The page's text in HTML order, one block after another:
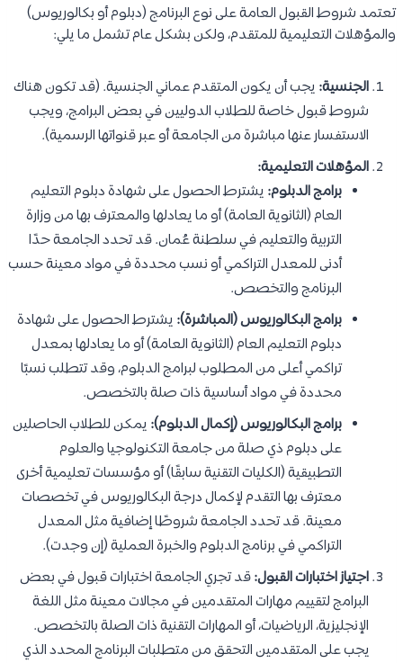
تعتمد شروط القبول العامة على نوع البرنامج (دبلوم أو بكالوريوس)
والمؤهلات التعليمية للمتقدم، ولكن بشكل عام تشمل ما يلي:
الجنسية: يجب أن يكون المتقدم عماني الجنسية. (قد تكون هناك
شروط قبول خاصة للطلاب الدوليين في بعض البرامج، ويجب
الاستفسار عنها مباشرة من الجامعة أو عبر قنواتها الرسمية).
المؤهلات التعليمية:
برامج الدبلوم: يشترط الحصول على شهادة دبلوم التعليم
العام (الثانوية العامة) أو ما يعادلها والمعترف بها من وزارة
التربية والتعليم في سلطنة عُمان. قد تحدد الجامعة حدًا
أدنى للمعدل التراكمي أو نسب محددة في مواد معينة حسب
البرنامج والتخصص.
برامج البكالوريوس (المباشرة): يشترط الحصول على شهادة
دبلوم التعليم العام (الثانوية العامة) أو ما يعادلها بمعدل
تراكمي أعلى من المطلوب لبرامج الدبلوم، وقد تتطلب نسبًا
محددة في مواد أساسية ذات صلة بالتخصص.
برامج البكالوريوس (إكمال الدبلوم): يمكن للطلاب الحاصلين
على دبلوم ذي صلة من جامعة التكنولوجيا والعلوم
التطبيقية (الكليات التقنية سابقًا) أو مؤسسات تعليمية أخرى
معترف بها التقدم لإكمال درجة البكالوريوس في تخصصات
معينة. قد تحدد الجامعة شروطًا إضافية مثل المعدل
التراكمي في برنامج الدبلوم والخبرة العملية (إن وجدت).
اجتياز اختبارات القبول:قد تجري الجامعة اختبارات قبول في بعض
البرامج لتقييم مهارات المتقدمين في مجالات معينة مثل اللغة
الإنجليزية، الرياضيات، أو المهارات التقنية ذات الصلة بالتخصص.
يجب على المتقدمين التحقق من متطلبات البرنامج المحدد الذي